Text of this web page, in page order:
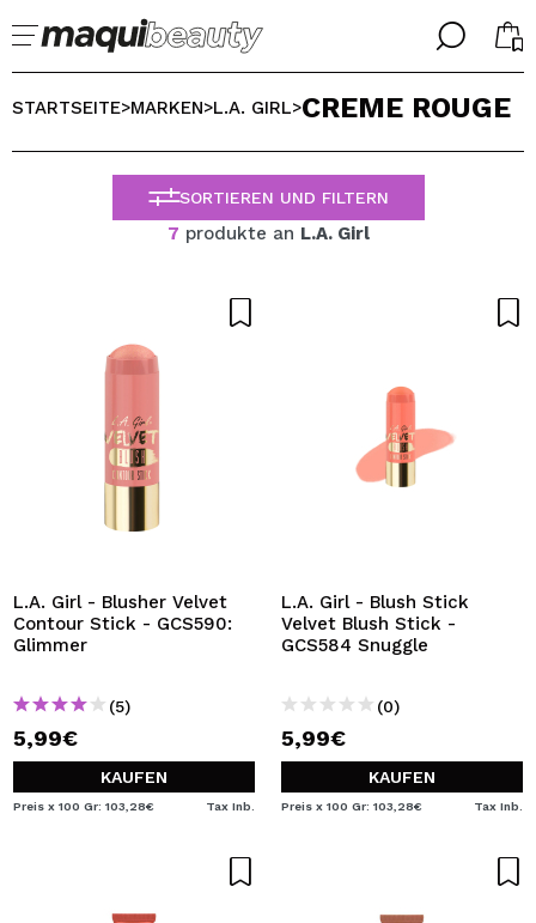
╳
WILLKOMMEN!
ICH MÖCHTE MICH
Durch die Erstellung eines Kontos bei Maquillalia.de
können Sie Ihre Einkäufe schnell tätigen, den Status Ihrer
BENUTZERKONTO ERSTELLEN
╳
WÄHLE DEINE SPRACHE
ALEMAN
ESPAÑOL
ENGLISH
PORTUGUESE
STARTSEITE>MARKEN>L.A. GIRL>CREME ROUGE
SORTIEREN UND FILTERN
7 produkte an L.A. Girl
L.A. Girl - Blusher Velvet
Contour Stick - GCS590:
Glimmer
(5)
5,99€
KAUFEN
Preis x 100 Gr: 103,28€ Tax Inb.
L.A. Girl - Blush Stick
Velvet Blush Stick -
GCS584 Snuggle
(0)
5,99€
KAUFEN
Preis x 100 Gr: 103,28€ Tax Inb.